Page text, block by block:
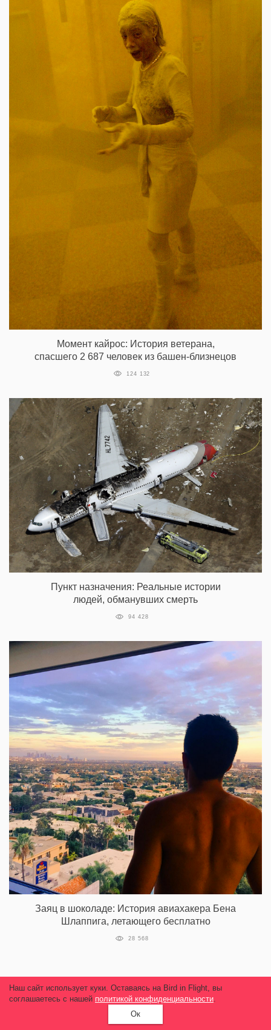
Момент кайрос: История ветерана,
спасшего 2 687 человек из башен-близнецов
124 132
Пункт назначения: Реальные истории
людей, обманувших смерть
94 428
Заяц в шоколаде: История авиахакера Бена
Шлаппига, летающего бесплатно
28 568
НОВОЕ И ЛУЧШЕЕ
Наш сайт использует куки. Оставаясь на Bird in Flight, вы
соглашаетесь с нашей политикой конфиденциальности.
Ок